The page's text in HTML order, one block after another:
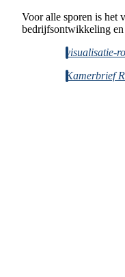
Voor alle sporen is het
bedrijfsontwikkeling
Document
visualisatie-
Kamerbrief